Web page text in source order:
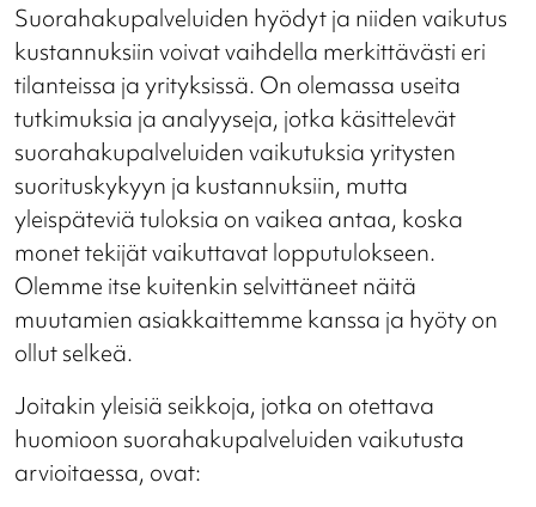
Suorahakupalveluiden hyödyt ja niiden vaikutus
kustannuksiin voivat vaihdella merkittävästi eri
tilanteissa ja yrityksissä. On olemassa useita
tutkimuksia ja analyyseja, jotka käsittelevät
suorahakupalveluiden vaikutuksia yritysten
suorituskykyyn ja kustannuksiin, mutta
yleispäteviä tuloksia on vaikea antaa, koska
monet tekijät vaikuttavat lopputulokseen.
Olemme itse kuitenkin selvittäneet näitä
muutamien asiakkaittemme kanssa ja hyöty on
ollut selkeä.
Joitakin yleisiä seikkoja, jotka on otettava
huomioon suorahakupalveluiden vaikutusta
arvioitaessa, ovat: